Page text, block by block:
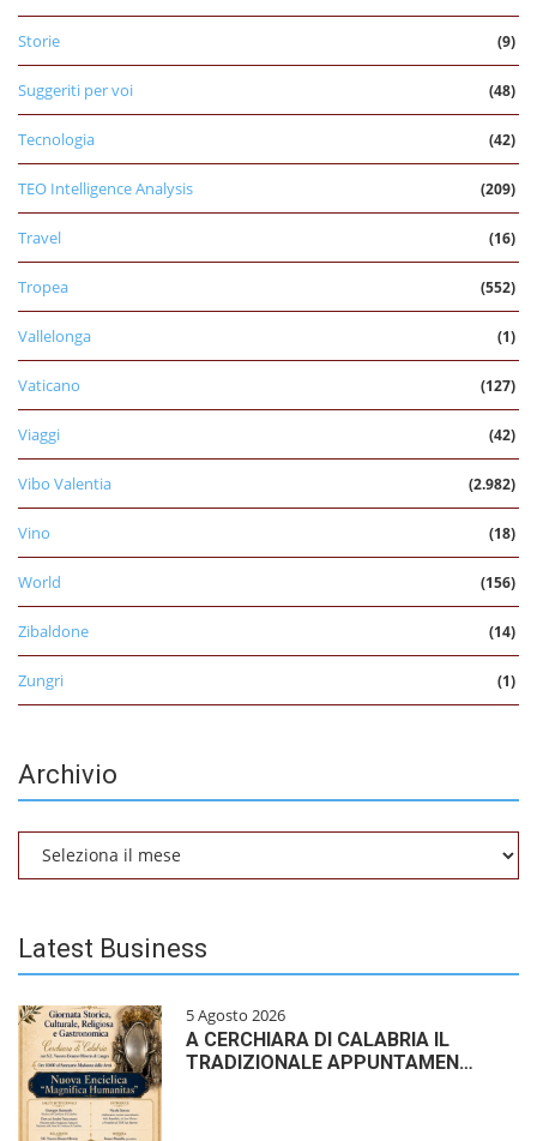
Storie (9)
Suggeriti per voi (48)
Tecnologia (42)
TEO Intelligence Analysis (209)
Travel (16)
Tropea (552)
Vallelonga (1)
Vaticano (127)
Viaggi (42)
Vibo Valentia (2.982)
Vino (18)
World (156)
Zibaldone (14)
Zungri (1)
Archivio
Archivio
Latest Business
5 Agosto 2026
A CERCHIARA DI CALABRIA IL
TRADIZIONALE APPUNTAMEN…